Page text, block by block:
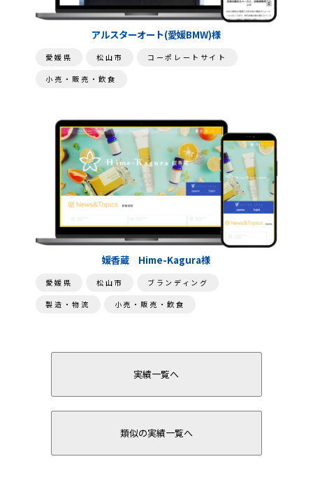
アルスターオート(愛媛BMW)様
愛媛県 松山市 コーポレートサイト
小売・販売・飲食
媛香蔵 Hime-Kagura様
愛媛県 松山市 ブランディング
製造・物流 小売・販売・飲食
実績一覧へ
類似の実績一覧へ